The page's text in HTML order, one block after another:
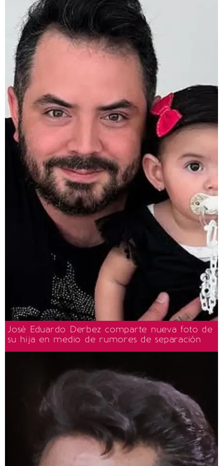
José Eduardo Derbez comparte nueva foto de
su hija en medio de rumores de separación